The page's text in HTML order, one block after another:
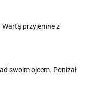
przyjemne z
swoim ojcem. Poniżał